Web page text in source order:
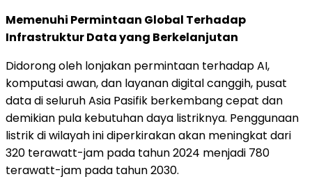
Memenuhi Permintaan Global Terhadap
Infrastruktur Data yang Berkelanjutan
Didorong oleh lonjakan permintaan terhadap AI,
komputasi awan, dan layanan digital canggih, pusat
data di seluruh Asia Pasifik berkembang cepat dan
demikian pula kebutuhan daya listriknya. Penggunaan
listrik di wilayah ini diperkirakan akan meningkat dari
320 terawatt-jam pada tahun 2024 menjadi 780
terawatt-jam pada tahun 2030.